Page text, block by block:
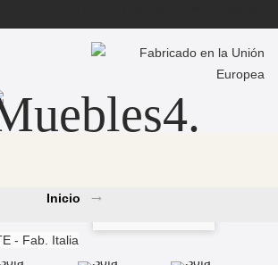
POR ARQUITECTOS DE
DE OBRA
PROFORMA / PRESUPUESTO -
Inicio